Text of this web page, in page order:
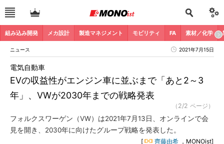
組み込み開発 メカ設計 製造マネジメント モビリティ FA 素材／化学
ニュース 2021年7月15日
EVの収益性がエンジン車に並ぶまで「あと2～3
年」、VWが2030年までの戦略発表
電気自動車
（2/2 ページ）
フォルクスワーゲン（VW）は2021年7月13日、オンラインで会
見を開き、2030年に向けたグループ戦略を発表した。
[ 齊藤由希 ，MONOist]